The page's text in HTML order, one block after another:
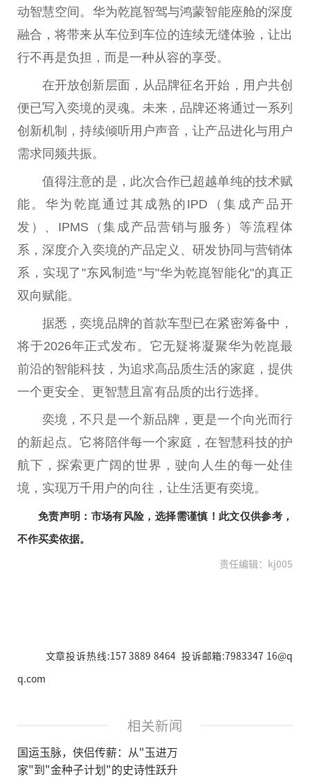
动智慧空间。华为乾崑智驾与鸿蒙智能座舱的深度
融合，将带来从车位到车位的连续无缝体验，让出
行不再是负担，而是一种从容的享受。
在开放创新层面，从品牌征名开始，用户共创
便已写入奕境的灵魂。未来，品牌还将通过一系列
创新机制，持续倾听用户声音，让产品进化与用户
需求同频共振。
值得注意的是，此次合作已超越单纯的技术赋
能。华为乾崑通过其成熟的IPD（集成产品开
发）、IPMS（集成产品营销与服务）等流程体
系，深度介入奕境的产品定义、研发协同与营销体
系，实现了"东风制造"与"华为乾崑智能化"的真正
双向赋能。
据悉，奕境品牌的首款车型已在紧密筹备中，
将于2026年正式发布。它无疑将凝聚华为乾崑最
前沿的智能科技，为追求高品质生活的家庭，提供
一个更安全、更智慧且富有品质的出行选择。
奕境，不只是一个新品牌，更是一个向光而行
的新起点。它将陪伴每一个家庭，在智慧科技的护
航下，探索更广阔的世界，驶向人生的每一处佳
境，实现万千用户的向往，让生活更有奕境。
免责声明：市场有风险，选择需谨慎！此文仅供参考，
不作买卖依据。
责任编辑：kj005
文章投诉热线:157 3889 8464 投诉邮箱:7983347 16@q
q.com
相关新闻
国运玉脉，侠侣传薪：从"玉进万
家"到"金种子计划"的史诗性跃升